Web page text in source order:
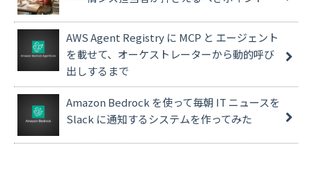
AWS Agent Registry に MCP と エージェント
を載せて、オーケストレーターから動的呼び
出しするまで
Amazon Bedrock を使って毎朝 IT ニュースを
Slack に通知するシステムを作ってみた